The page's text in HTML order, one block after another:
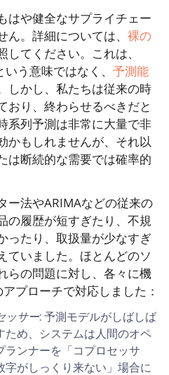
はや健全なサプライチェー
。詳細については、 裸の
してください。これは、
う意味ではなく、 予測能
しかし、私たちは従来の時
おり、終わらせるべきだと
系列予測は非常に大量で非
かもしれませんが、それ以
は断続的な需要では確率的
ー法やARIMAなどの従来の
の履歴が短すぎたり、不規
ったり、取扱量が少なすぎ
ていました。ほとんどのソ
らの問題に対し、各々に機
プローチで対応しました：
ッサー: 予測モデルがしばしば
ため、システムは人間のオペ
ランナーを「コプロセッサ
字がしっくり来ない」場合に